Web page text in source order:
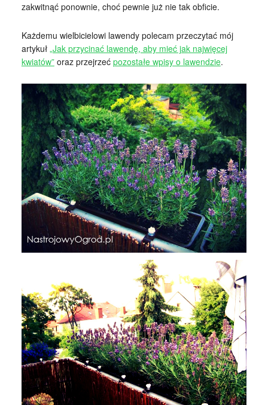
zakwitnąć ponownie, choć pewnie już nie tak obficie.
Każdemu wielbicielowi lawendy polecam przeczytać mój
artykuł „Jak przycinać lawendę, aby mieć jak najwięcej
kwiatów”oraz przejrzeć pozostałe wpisy o lawendzie.